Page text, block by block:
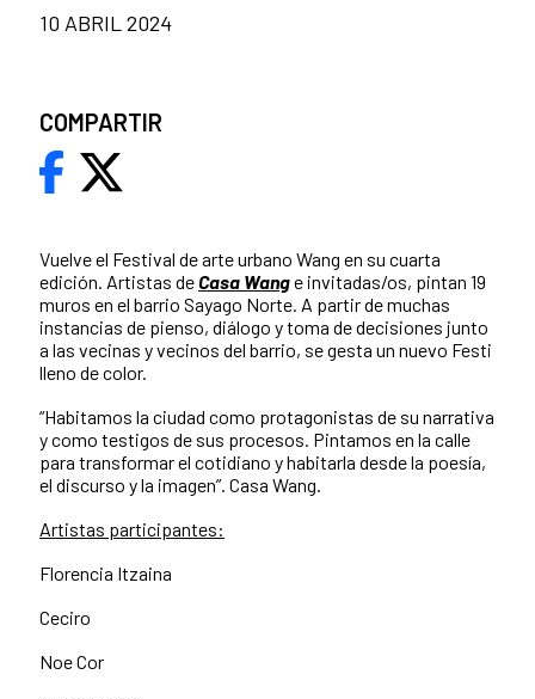
Vuelve el Festival de arte urbano Wang en su cuarta
edición. Artistas deCasa Wange invitadas/os, pintan 19
muros en el barrio Sayago Norte. A partir de muchas
instancias de pienso, diálogo y toma de decisiones junto
a las vecinas y vecinos del barrio, se gesta un nuevo Festi
lleno de color.
“Habitamos la ciudad como protagonistas de su narrativa
y como testigos de sus procesos. Pintamos en la calle
para transformar el cotidiano y habitarla desde la poesía,
el discurso y la imagen”. Casa Wang.
Artistas participantes:
Florencia Itzaina
Ceciro
Noe Cor
10 ABRIL 2024
COMPARTIR